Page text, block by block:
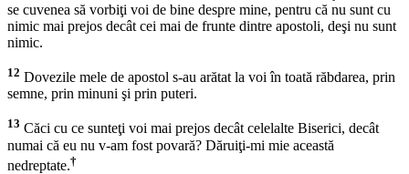
se cuvenea să vorbiţi voi de bine despre mine, pentru că nu sunt cu
nimic mai prejos decât cei mai de frunte dintre apostoli, deşi nu sunt
nimic.
12 Dovezile mele de apostol s-au arătat la voi în toată răbdarea, prin
semne, prin minuni şi prin puteri.
13 Căci cu ce sunteţi voi mai prejos decât celelalte Biserici, decât
numai că eu nu v-am fost povară? Dăruiţi-mi mie această
nedreptate.†